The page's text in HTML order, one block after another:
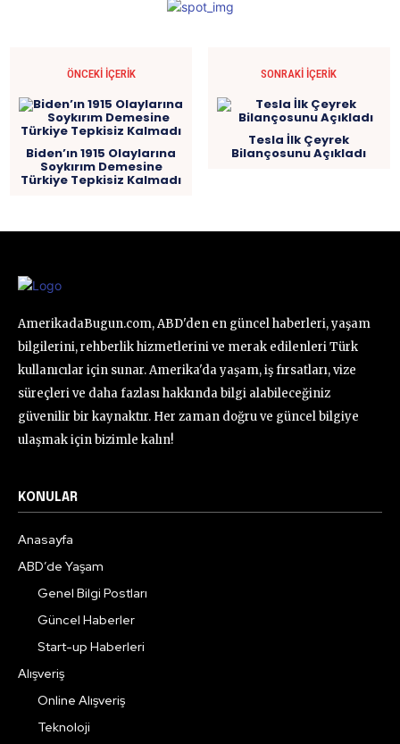
ÖNCEKI İÇERIK
Biden’ın 1915 Olaylarına
Soykırım Demesine
Türkiye Tepkisiz Kalmadı
SONRAKI İÇERIK
Tesla İlk Çeyrek
Bilançosunu Açıkladı
AmerikadaBugun.com, ABD'den en güncel haberleri, yaşam
bilgilerini, rehberlik hizmetlerini ve merak edilenleri Türk
kullanıcılar için sunar. Amerika'da yaşam, iş fırsatları, vize
süreçleri ve daha fazlası hakkında bilgi alabileceğiniz
güvenilir bir kaynaktır. Her zaman doğru ve güncel bilgiye
ulaşmak için bizimle kalın!
KONULAR
Anasayfa
ABD’de Yaşam
Genel Bilgi Postları
Güncel Haberler
Start-up Haberleri
Alışveriş
Online Alışveriş
Teknoloji